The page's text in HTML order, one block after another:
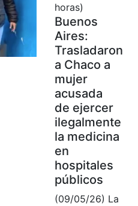
horas)
Buenos
Aires:
Trasladaron
a Chaco a
mujer
acusada
de ejercer
ilegalmente
la medicina
en
hospitales
públicos
(09/05/26) La